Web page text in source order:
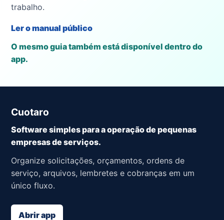
trabalho.
Ler o manual público
O mesmo guia também está disponível dentro do
app.
Cuotaro
Software simples para a operação de pequenas
empresas de serviços.
Organize solicitações, orçamentos, ordens de
serviço, arquivos, lembretes e cobranças em um
único fluxo.
Abrir app